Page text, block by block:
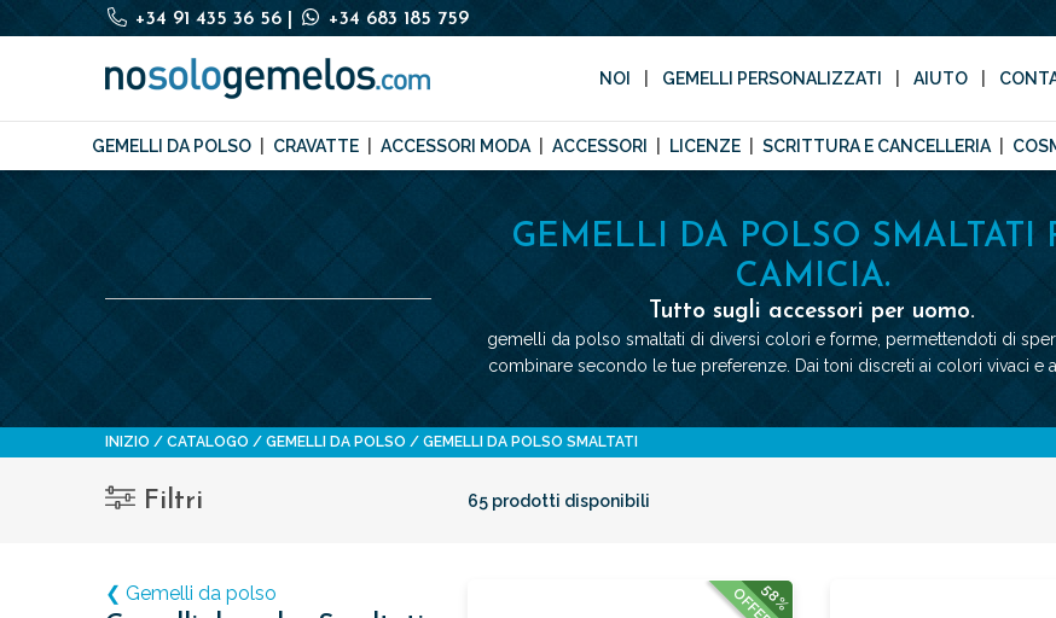
+34 91 435 36 56 +34 683 185 759
NOI GEMELLI PERSONALIZZATI AIUTO
GEMELLI DA POLSO CRAVATTE ACCESSORI MODA ACCESSORI LICENZE SCRITTURA E CANCELLERIA
GEMELLI DA POLSO SMALTATI
CAMICIA.
Tutto sugli accessori per uomo.
gemelli da polso smaltati di diversi colori e forme, permettendoti di
combinare secondo le tue preferenze. Dai toni discreti ai colori vivaci e
INIZIO CATALOGO GEMELLI DA POLSO GEMELLI DA POLSO SMALTATI
Filtri 65 prodotti disponibili
❮ Gemelli da polso 58%